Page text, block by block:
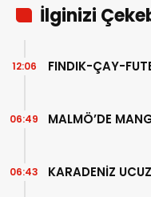
İlginizi
FINDIK-ÇAY-
12:06
MALMÖ’DE
06:49
KARADENİZ
06:43